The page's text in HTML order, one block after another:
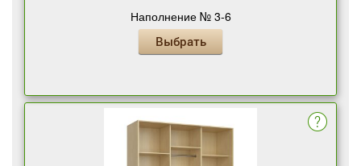
Наполнение № 3-6
Выбрать